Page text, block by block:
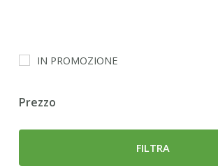
IN PROMOZIONE
Prezzo
FILTRA